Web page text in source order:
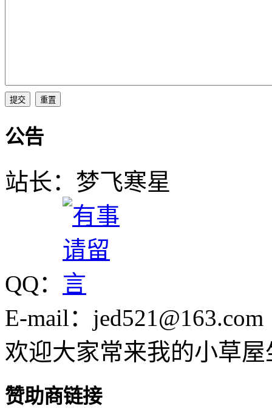
公告
站长：梦飞寒星
QQ：
E-mail：jed521@163.com
欢迎大家常来我的小草屋
赞助商链接